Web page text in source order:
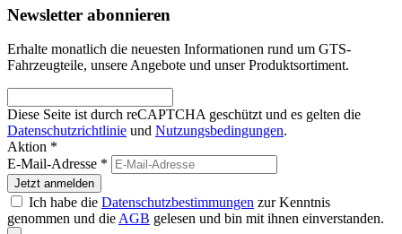
Newsletter abonnieren
Erhalte monatlich die neuesten Informationen rund um GTS-
Fahrzeugteile, unsere Angebote und unser Produktsortiment.
Diese Seite ist durch reCAPTCHA geschützt und es gelten die
Datenschutzrichtlinie und Nutzungsbedingungen.
Aktion *
E-Mail-Adresse *
Jetzt anmelden
Ich habe die Datenschutzbestimmungen zur Kenntnis
genommen und die AGB gelesen und bin mit ihnen einverstanden.